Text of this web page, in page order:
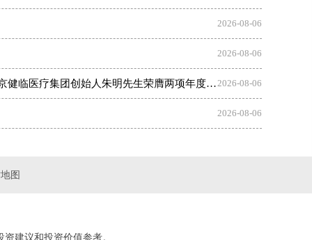
2026-08-06
2026-08-06
2026-08-06
积极发展智能经济新形态 Al赋能千行百业 第十四届CIES峰会在南京盛大召开——中国医院改革先锋、著名医院管理专家、北京健临医疗集团创始人朱明先生荣膺两项年度大奖
2026-08-06
图
建议和投资价值参考。